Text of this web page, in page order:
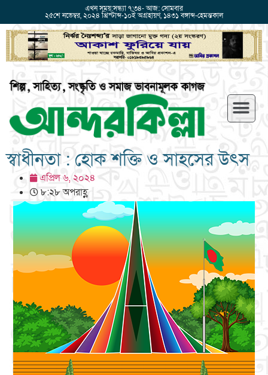
এখন সময়:সন্ধ্যা ৭:৩৪- আজ: সোমবার
২৫শে নভেম্বর, ২০২৪ খ্রিস্টাব্দ-১০ই অগ্রহায়ণ, ১৪৩১ বঙ্গাব্দ-হেমন্তকাল
স্বাধীনতা : হোক শক্তি ও সাহসের উৎস
এপ্রিল ৬, ২০২৪
৮:২৮ অপরাহ্ণ